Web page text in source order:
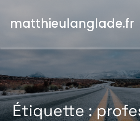
contenu
matthieulanglade.fr
Étiquette :